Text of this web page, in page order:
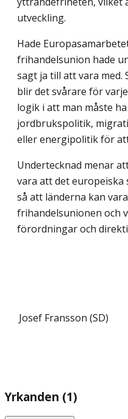
utveckling.
Hade
frihandelsunion hade
sagt ja till att vara med.
blir det svårare för
logik i att man måste
jordbrukspolitik,
eller energipolitik för
Undertecknad menar
vara att det europeiska
så att länderna kan
frihandelsunionen och
förordningar och
Josef Fransson (SD)
Yrkanden (1)